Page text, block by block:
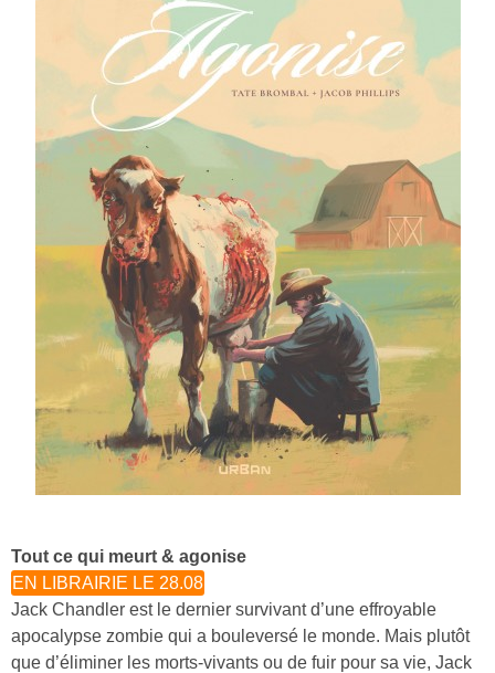
Tout ce qui meurt & agonise
EN LIBRAIRIE LE 28.08
Jack Chandler est le dernier survivant d’une effroyable
apocalypse zombie qui a bouleversé le monde. Mais plutôt
que d’éliminer les morts-vivants ou de fuir pour sa vie, Jack